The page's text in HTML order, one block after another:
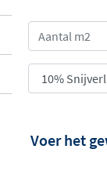
Voer het